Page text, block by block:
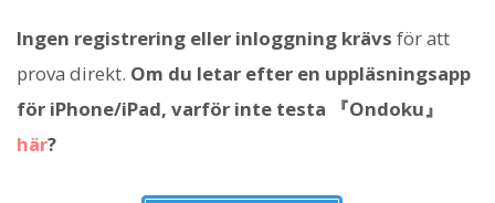
Ingen registrering eller inloggning krävs för att
prova direkt. Om du letar efter en uppläsningsapp
för iPhone/iPad, varför inte testa 『Ondoku』
här?